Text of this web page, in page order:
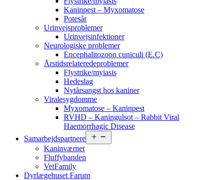
Kaninpest – Myxomatose
Potesår
Urinvejsproblemer
Urinvejsinfektioner
Neurologiske problemer
Encephalitozoon cuniculi (E.C)
Årstidsrelateredeproblemer
Flystrike/myiasis
Hedeslag
Nytårsangst hos kaniner
Viralesygdomme
Myxomatose – Kaninpest
RVHD – Kaningulsot – Rabbit Viral
Haemorrhagic Disease
Samarbejdspartnere
menu
Kaninværnet
Fluffybanden
VetFamily
Dyrlægehuset Farum